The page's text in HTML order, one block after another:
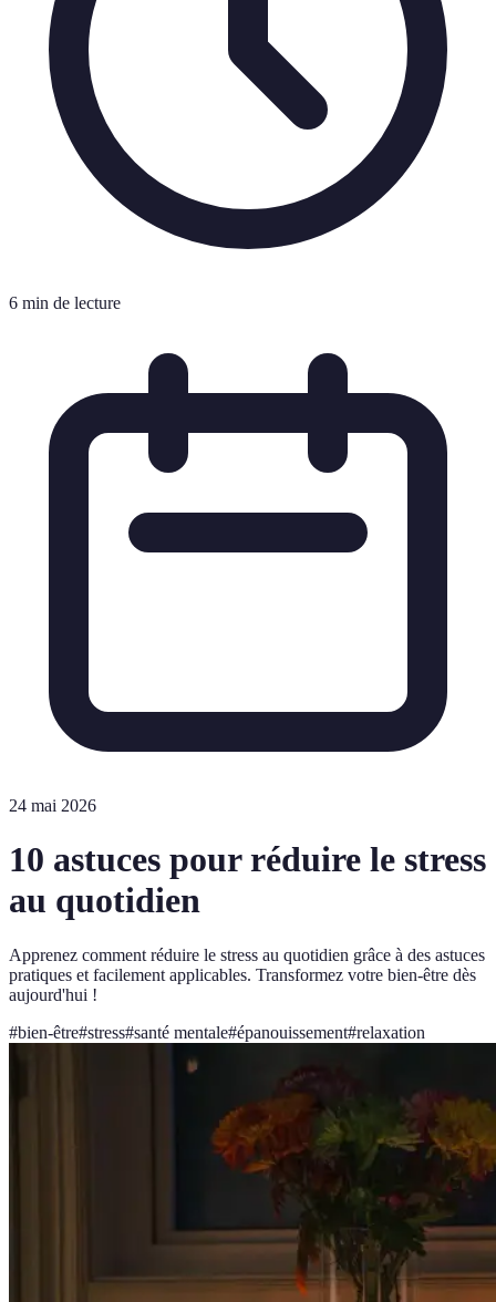
6 min de lecture
24 mai 2026
10 astuces pour réduire le stress
au quotidien
Apprenez comment réduire le stress au quotidien grâce à des astuces
pratiques et facilement applicables. Transformez votre bien-être dès
aujourd'hui !
#bien-être#stress#santé mentale#épanouissement#relaxation